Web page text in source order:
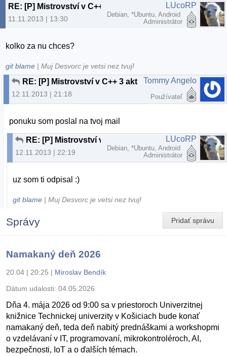
11.11.2013 | 13:30
LUcoRP
Debian, *Ubuntu, Android
Administrátor
kolko za nu chces?
git blame | Muj Desvorc je vetsi nez tvuj!
12.11.2013 | 21:18
Tommy Angelo
Používateľ
ponuku som poslal na tvoj mail
12.11.2013 | 22:19
LUcoRP
Debian, *Ubuntu, Android
Administrátor
uz som ti odpisal :)
git blame | Muj Desvorc je vetsi nez tvuj!
Pridať správu
Správy
Namakaný deň 2026
20.04 | 20:25 | Miroslav Bendík
Dátum udalosti: 04.05.2026
Dňa 4. mája 2026 od 9:00 sa v priestoroch Univerzitnej
knižnice Technickej univerzity v Košiciach bude konať
namakaný deň, teda deň nabitý prednáškami a workshopmi
o vzdelávaní v IT, programovaní, mikrokontroléroch, AI,
bezpečnosti, IoT a o ďalších témach.